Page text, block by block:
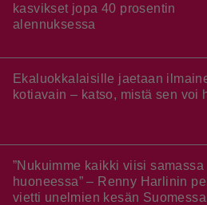
kasvikset jopa 40 prosentin
alennuksessa
Ekaluokkalaisille jaetaan
kotiavain – katso, mistä sen voi
”Nukuimme kaikki viisi samassa
huoneessa” – Renny Harlinin
vietti unelmien kesän Suomessa